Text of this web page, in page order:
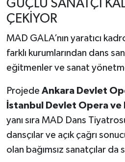
GÜÇLÜ SANATÇI
ÇEKİYOR
MAD GALA’nın yaratıcı
farklı kurumlarından dans
eğitmenler ve sanat
Projede Ankara Devlet
İstanbul Devlet Opera ve
yanı sıra MAD Dans
dansçılar ve açık çağrı
olan bağımsız sanatçılar da